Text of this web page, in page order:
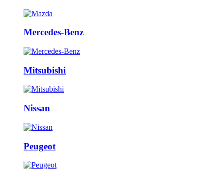
Mercedes-Benz
Mitsubishi
Nissan
Peugeot